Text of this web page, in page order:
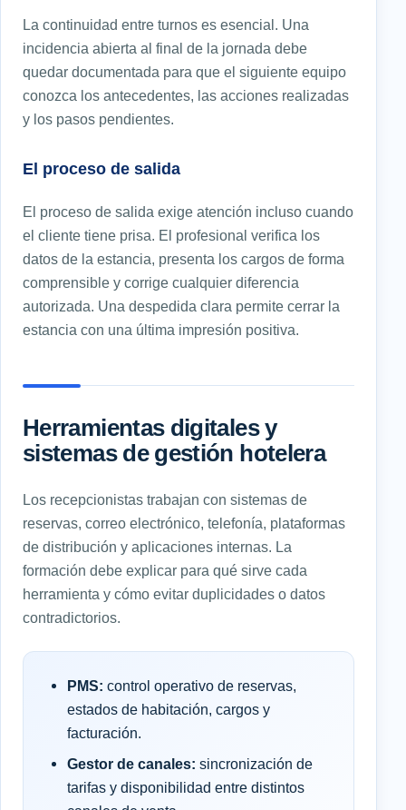
La continuidad entre turnos es esencial. Una
incidencia abierta al final de la jornada debe
quedar documentada para que el siguiente equipo
conozca los antecedentes, las acciones realizadas
y los pasos pendientes.
El proceso de salida
El proceso de salida exige atención incluso cuando
el cliente tiene prisa. El profesional verifica los
datos de la estancia, presenta los cargos de forma
comprensible y corrige cualquier diferencia
autorizada. Una despedida clara permite cerrar la
estancia con una última impresión positiva.
Herramientas digitales y
sistemas de gestión hotelera
Los recepcionistas trabajan con sistemas de
reservas, correo electrónico, telefonía, plataformas
de distribución y aplicaciones internas. La
formación debe explicar para qué sirve cada
herramienta y cómo evitar duplicidades o datos
contradictorios.
PMS: control operativo de reservas,
estados de habitación, cargos y
facturación.
Gestor de canales: sincronización de
tarifas y disponibilidad entre distintos